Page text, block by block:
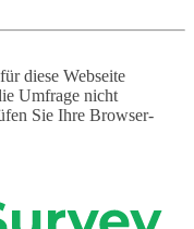
diese Webseite
Umfrage nicht
Sie Ihre Browser-